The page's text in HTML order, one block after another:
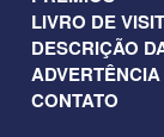
LIVRO DE
DESCRIÇÃO
CONTATO